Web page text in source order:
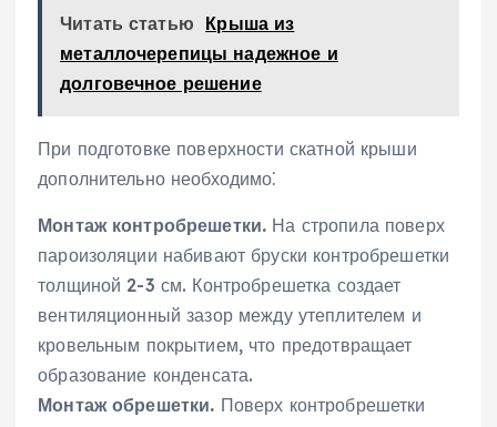
Читать статью Крыша из
металлочерепицы надежное и
долговечное решение
При подготовке поверхности скатной крыши
дополнительно необходимо⁚
Монтаж контробрешетки. На стропила поверх
пароизоляции набивают бруски контробрешетки
толщиной 2-3 см. Контробрешетка создает
вентиляционный зазор между утеплителем и
кровельным покрытием, что предотвращает
образование конденсата.
Монтаж обрешетки. Поверх контробрешетки